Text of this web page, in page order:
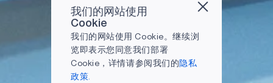
我们的网站使用
Cookie
我们的网站使用 Cookie。继续浏
览即表示您同意我们部署
Cookie，详情请参阅我们的隐私
政策.